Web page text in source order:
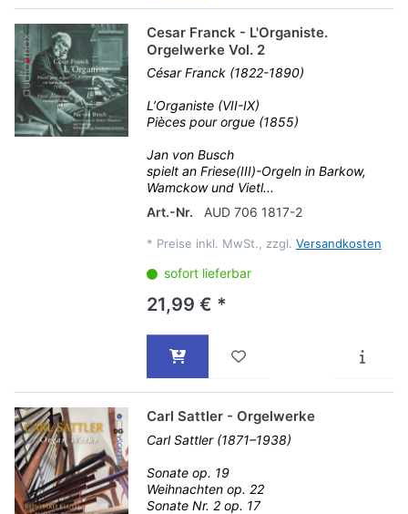
Cesar Franck - L'Organiste.
Orgelwerke Vol. 2
César Franck (1822-1890)
L’Organiste (VII-IX)
Pièces pour orgue (1855)
Jan von Busch
spielt an Friese(III)-Orgeln in Barkow,
Wamckow und Vietl...
Art.-Nr.
AUD 706 1817-2
* Preise inkl. MwSt., zzgl. Versandkosten
sofort lieferbar
21,99 € *
Carl Sattler - Orgelwerke
Carl Sattler (1871–1938)
Sonate op. 19
Weihnachten op. 22
Sonate Nr. 2 op. 17